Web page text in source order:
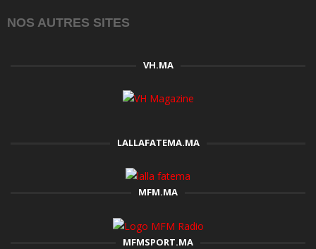
NOS AUTRES SITES
VH.MA
LALLAFATEMA.MA
MFM.MA
MFMSPORT.MA